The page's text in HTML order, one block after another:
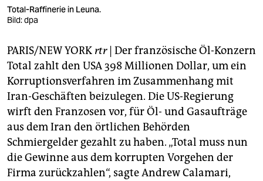
verlag
shop
fragen & hilfe
unterstützen
abo
genossenschaft
epaper login
Total-Raffinerie in Leuna.
Bild: dpa
PARIS/NEW YORK rtr| Der französische Öl-Konzern
Total zahlt den USA 398 Millionen Dollar, um ein
Korruptionsverfahren im Zusammenhang mit
Iran-Geschäften beizulegen. Die US-Regierung
wirft den Franzosen vor, für Öl- und Gasaufträge
aus dem Iran den örtlichen Behörden
Schmiergelder gezahlt zu haben. „Total muss nun
die Gewinne aus dem korrupten Vorgehen der
Firma zurückzahlen“, sagte Andrew Calamari,